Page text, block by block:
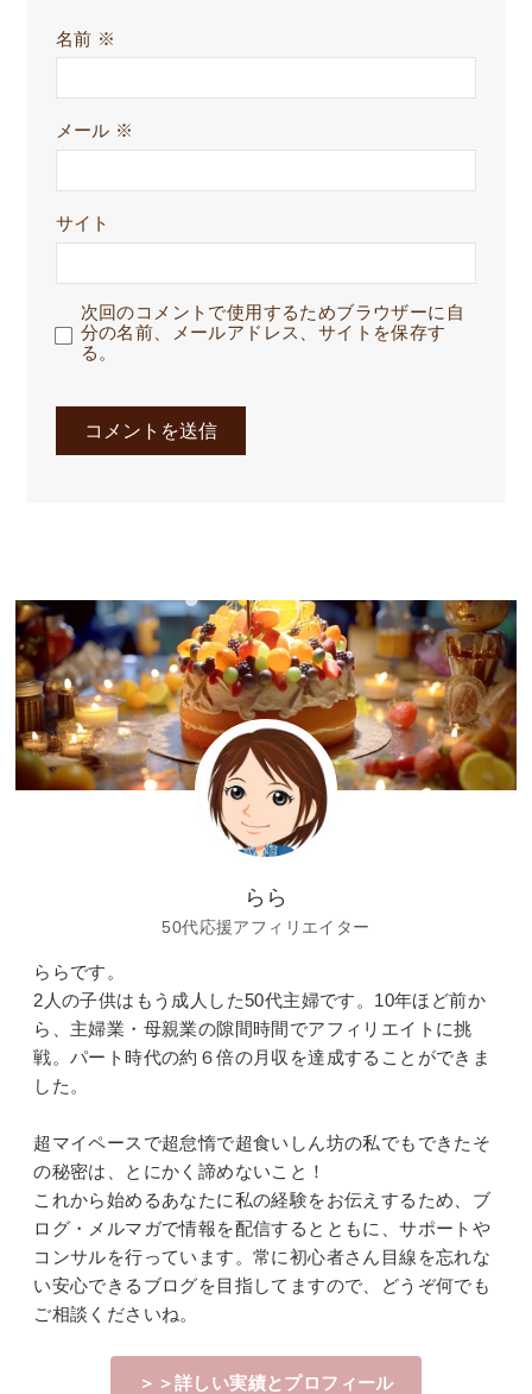
名前 ※
メール ※
サイト
次回のコメントで使用するためブラウザーに自
分の名前、メールアドレス、サイトを保存す
る。
らら
50代応援アフィリエイター
ららです。
2人の子供はもう成人した50代主婦です。10年ほど前か
ら、主婦業・母親業の隙間時間でアフィリエイトに挑
戦。パート時代の約６倍の月収を達成することができま
した。
超マイペースで超怠惰で超食いしん坊の私でもできたそ
の秘密は、とにかく諦めないこと！
これから始めるあなたに私の経験をお伝えするため、ブ
ログ・メルマガで情報を配信するとともに、サポートや
コンサルを行っています。常に初心者さん目線を忘れな
い安心できるブログを目指してますので、どうぞ何でも
ご相談くださいね。
＞＞詳しい実績とプロフィール